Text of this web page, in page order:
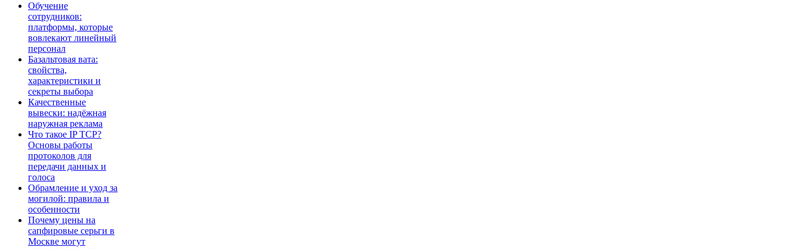
Обучение
сотрудников:
платформы, которые
вовлекают линейный
персонал
Базальтовая вата:
свойства,
характеристики и
секреты выбора
Качественные
вывески: надёжная
наружная реклама
Что такое IP TCP?
Основы работы
протоколов для
передачи данных и
голоса
Обрамление и уход за
могилой: правила и
особенности
Почему цены на
сапфировые серьги в
Москве могут